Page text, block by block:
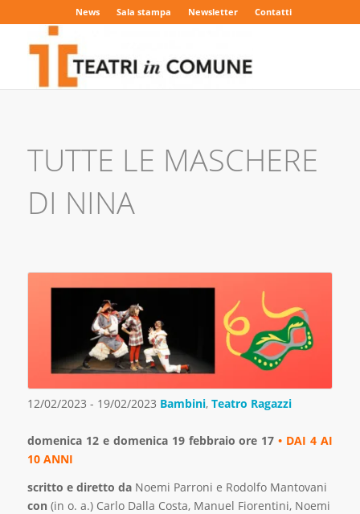
News Sala stampa Newsletter Contatti
TUTTE LE MASCHERE
DI NINA
12/02/2023 - 19/02/2023 Bambini, Teatro Ragazzi
domenica 12 e domenica 19 febbraio ore 17• DAI 4 AI
10 ANNI
scritto e diretto daNoemi Parroni e Rodolfo Mantovani
con (in o. a.) Carlo Dalla Costa, Manuel Fiorentini, Noemi